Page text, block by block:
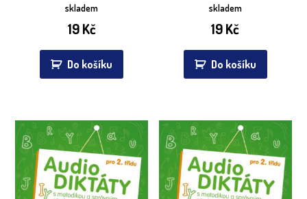
skladem
19Kč
Do košíku
skladem
19Kč
Do košíku